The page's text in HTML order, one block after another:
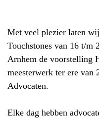
Met veel plezier laten
Touchstones van 16 t/m
Arnhem de voorstelling
meesterwerk ter ere van
Advocaten.
Elke dag hebben